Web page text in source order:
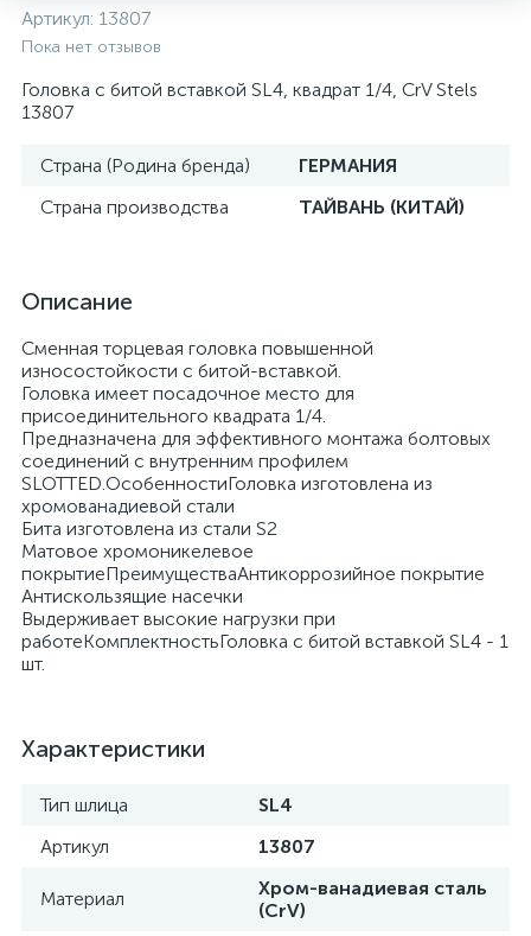
Артикул: 13807
Пока нет отзывов
Головка с битой вставкой SL4, квадрат 1/4, CrV Stels
13807
Страна (Родина бренда)
ГЕРМАНИЯ
Страна производства
ТАЙВАНЬ (КИТАЙ)
Описание
Сменная торцевая головка повышенной
износостойкости с битой-вставкой.
Головка имеет посадочное место для
присоединительного квадрата 1/4.
Предназначена для эффективного монтажа болтовых
соединений с внутренним профилем
SLOTTED.ОсобенностиГоловка изготовлена из
хромованадиевой стали
Бита изготовлена из стали S2
Матовое хромоникелевое
покрытиеПреимуществаАнтикоррозийное покрытие
Антискользящие насечки
Выдерживает высокие нагрузки при
работеКомплектностьГоловка с битой вставкой SL4 - 1
шт.
Характеристики
Тип шлица
SL4
Артикул
13807
Материал
Хром-ванадиевая сталь
(CrV)